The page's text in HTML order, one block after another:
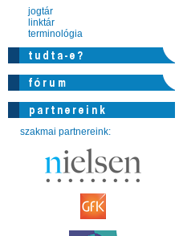
jogtár
linktár
terminológia
szakmai partnereink: